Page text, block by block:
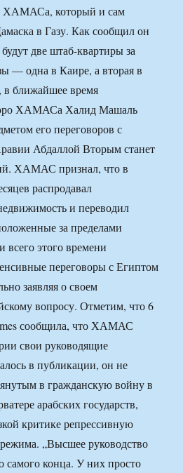
ХАМАСа, который и сам
в Газу. Как сообщил он
две штаб-квартиры за
— одна в Каире, а вторая в
в ближайшее время
ХАМАСа Халид Машаль
его переговоров с
Абдаллой Вторым станет
ХАМАС признал, что в
распродавал
и переводил
за пределами
этого времени
переговоры с Египтом
заявляя о своем
вопросу. Отметим, что 6
сообщила, что ХАМАС
свои руководящие
в публикации, он не
в гражданскую войну в
арабских государств,
критике репрессивную
„Высшее руководство
самого конца. У них просто